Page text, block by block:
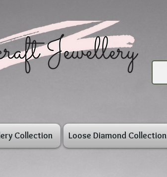
Collection Loose Diamond Collection